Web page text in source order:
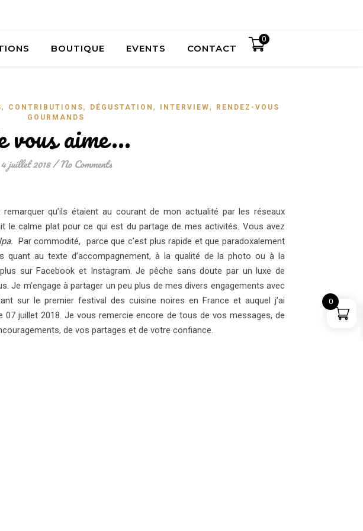
BOUTIQUE EVENTS CONTACT
0
, CONTRIBUTIONS, DÉGUSTATION , INTERVIEW,
RENDEZ-VOUS
GOURMANDS
vous aime…
4 juillet 2018/No Comments
qu’ils étaient au courant de mon actualité par les réseaux
le calme plat pour ce qui est du partage de mes activités. Vous avez
Par commodité, parce que c’est plus rapide et que paradoxalement
quant au texte d’accompagnement, à la qualité de la photo ou à la
sur Facebook et Instagram. Je pêche sans doute par un luxe de
Je m’engage à partager un peu plus de mes divers engagements avec
sur le premier festival des cuisine noires en France et auquel j’ai
07 juillet 2018. Je vous remercie encore de tous de vos messages, de
de vos partages et de votre confiance.
0